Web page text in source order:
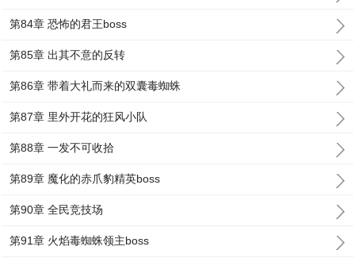
第84章 恐怖的君王boss
第85章 出其不意的反转
第86章 带着大礼而来的双囊毒蜘蛛
第87章 里外开花的狂风小队
第88章 一发不可收拾
第89章 魔化的赤爪豹精英boss
第90章 全民竞技场
第91章 火焰毒蜘蛛领主boss